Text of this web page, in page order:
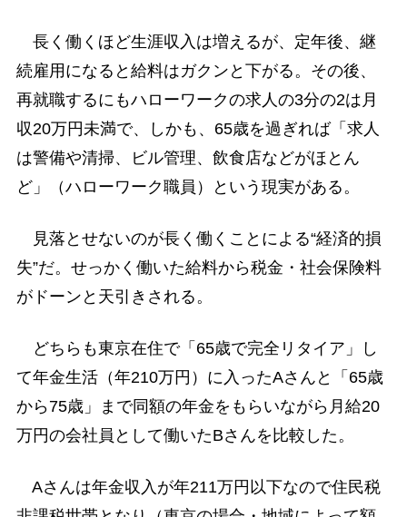
長く働くほど生涯収入は増えるが、定年後、継
続雇用になると給料はガクンと下がる。その後、
再就職するにもハローワークの求人の3分の2は月
収20万円未満で、しかも、65歳を過ぎれば「求人
は警備や清掃、ビル管理、飲食店などがほとん
ど」（ハローワーク職員）という現実がある。
見落とせないのが長く働くことによる“経済的損
失”だ。せっかく働いた給料から税金・社会保険料
がドーンと天引きされる。
どちらも東京在住で「65歳で完全リタイア」し
て年金生活（年210万円）に入ったAさんと「65歳
から75歳」まで同額の年金をもらいながら月給20
万円の会社員として働いたBさんを比較した。
Aさんは年金収入が年211万円以下なので住民税